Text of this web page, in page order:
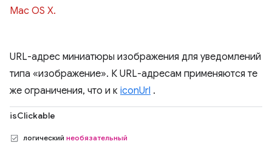
Mac OS X.
URL-адрес миниатюры изображения для уведомлений
типа «изображение». К URL-адресам применяются те
же ограничения, что и к iconUrl .
isClickable
логический необязательный